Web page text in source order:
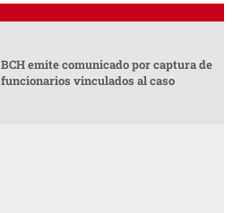
BCH emite comunicado por captura de
funcionarios vinculados al caso